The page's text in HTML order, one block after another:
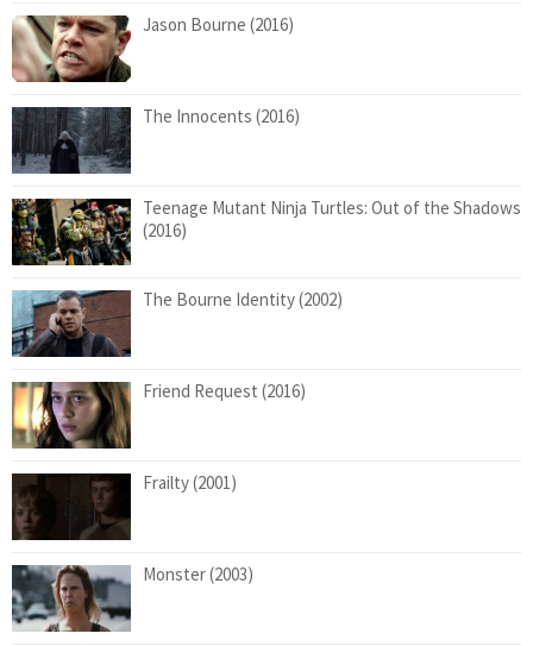
Jason Bourne (2016)
The Innocents (2016)
Teenage Mutant Ninja Turtles: Out of the Shadows
(2016)
The Bourne Identity (2002)
Friend Request (2016)
Frailty (2001)
Monster (2003)